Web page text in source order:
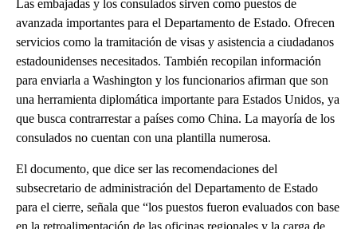
Las embajadas y los consulados sirven como puestos de
avanzada importantes para el Departamento de Estado. Ofrecen
servicios como la tramitación de visas y asistencia a ciudadanos
estadounidenses necesitados. También recopilan información
para enviarla a Washington y los funcionarios afirman que son
una herramienta diplomática importante para Estados Unidos, ya
que busca contrarrestar a países como China. La mayoría de los
consulados no cuentan con una plantilla numerosa.
El documento, que dice ser las recomendaciones del
subsecretario de administración del Departamento de Estado
para el cierre, señala que “los puestos fueron evaluados con base
en la retroalimentación de las oficinas regionales y la carga de